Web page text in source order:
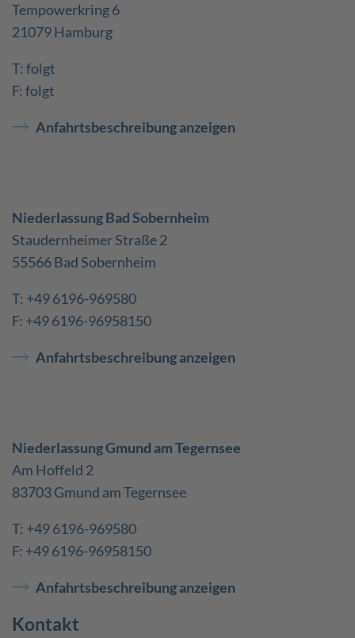
Tempowerkring 6
21079 Hamburg
T: folgt
F: folgt
Anfahrtsbeschreibung anzeigen
Niederlassung Bad Sobernheim
Staudernheimer Straße 2
55566 Bad Sobernheim
T: +49 6196-969580
F: +49 6196-96958150
Anfahrtsbeschreibung anzeigen
Niederlassung Gmund am Tegernsee
Am Hoffeld 2
83703 Gmund am Tegernsee
T: +49 6196-969580
F: +49 6196-96958150
Anfahrtsbeschreibung anzeigen
Kontakt